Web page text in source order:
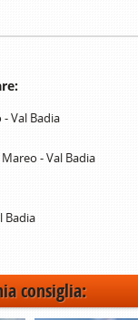
Val Badia
- Val Badia
Badia
consiglia: